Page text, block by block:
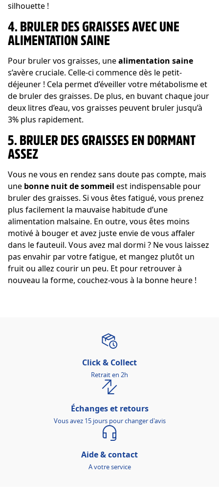
silhouette !
4. BRULER DES GRAISSES AVEC UNE
ALIMENTATION SAINE
Pour bruler vos graisses, unealimentation saine
s’avère cruciale. Celle-ci commence dès le petit-
déjeuner ! Cela permet d’éveiller votre métabolisme et
de bruler des graisses. De plus, en buvant chaque jour
deux litres d’eau, vos graisses peuvent bruler jusqu’à
3% plus rapidement.
5. BRULER DES GRAISSES EN DORMANT
ASSEZ
Vous ne vous en rendez sans doute pas compte, mais
une bonne nuit de sommeil est indispensable pour
bruler des graisses. Si vous êtes fatigué, vous prenez
plus facilement la mauvaise habitude d’une
alimentation malsaine. En outre, vous êtes moins
motivé à bouger et avez juste envie de vous affaler
dans le fauteuil. Vous avez mal dormi ? Ne vous laissez
pas envahir par votre fatigue, et mangez plutôt un
fruit ou allez courir un peu. Et pour retrouver à
nouveau la forme, couchez-vous à la bonne heure !
Click & Collect
Retrait en 2h
Échanges et retours
Vous avez 15 jours pour changer d'avis
Aide & contact
A votre service